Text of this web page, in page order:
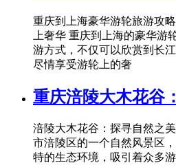
重庆到上海豪华游轮旅游攻
上奢华 重庆到上海的豪华游
游方式，不仅可以欣赏到长
尽情享受游轮上的奢
重庆涪陵大木花谷
涪陵大木花谷：探寻自然之
市涪陵区的一个自然风景区
特的生态环境，吸引着众多